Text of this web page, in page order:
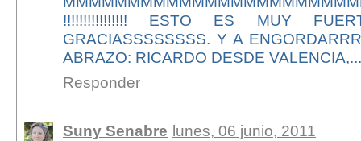
!!!!!!!!!!!!!!!! ESTO ES MUY
GRACIASSSSSSSS. Y A
ABRAZO: RICARDO DESDE
Responder
Suny Senabre lunes, 06 junio, 2011